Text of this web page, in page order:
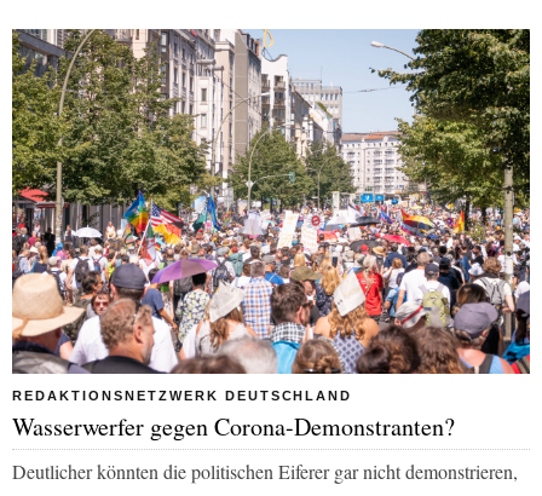
REDAKTIONSNETZWERK DEUTSCHLAND
Wasserwerfer gegen Corona-Demonstranten?
Deutlicher könnten die politischen Eiferer gar nicht demonstrieren,